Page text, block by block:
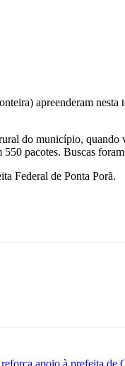
apreenderam
do município,
pacotes. Buscas
Federal de Ponta Porã.
apoio à prefeita de